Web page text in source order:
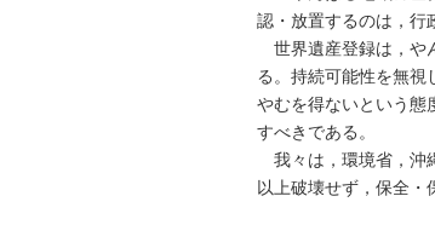
認・放置するのは，行
世界遺産登録は，や
る。持続可能性を無視
やむを得ないという態
すべきである。
我々は，環境省，沖
以上破壊せず，保全・